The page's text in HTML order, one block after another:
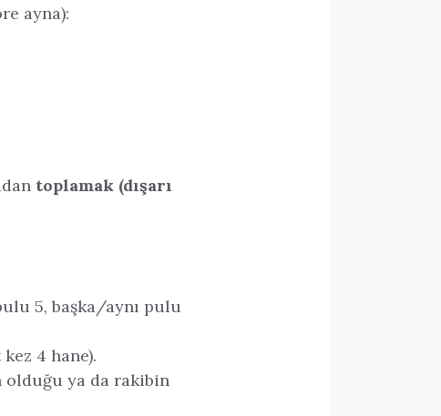
ayna):
toplamak (dışarı
5, başka/aynı pulu
4 hane).
olduğu ya da rakibin